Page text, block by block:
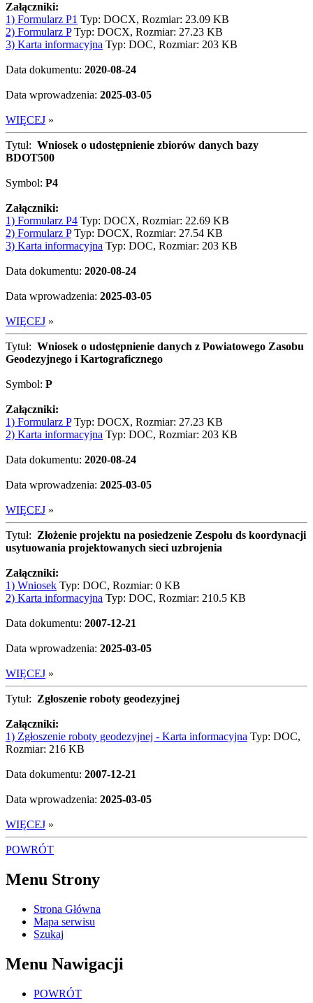
Załączniki:
1) Formularz P1 Typ: DOCX, Rozmiar: 23.09 KB
2) Formularz PTyp: DOCX, Rozmiar: 27.23 KB
3) Karta informacyjna Typ: DOC, Rozmiar: 203 KB
Data dokumentu: 2020-08-24
Data wprowadzenia: 2025-03-05
WIĘCEJ »
Tytuł: Wniosek o udostępnienie zbiorów danych bazy
BDOT500
Symbol: P4
Załączniki:
1) Formularz P4 Typ: DOCX, Rozmiar: 22.69 KB
2) Formularz PTyp: DOCX, Rozmiar: 27.54 KB
3) Karta informacyjna Typ: DOC, Rozmiar: 203 KB
Data dokumentu: 2020-08-24
Data wprowadzenia: 2025-03-05
WIĘCEJ »
Tytuł: Wniosek o udostępnienie danych z Powiatowego Zasobu
Geodezyjnego i Kartograficznego
Symbol: P
Załączniki:
1) Formularz PTyp: DOCX, Rozmiar: 27.23 KB
2) Karta informacyjna Typ: DOC, Rozmiar: 203 KB
Data dokumentu: 2020-08-24
Data wprowadzenia: 2025-03-05
WIĘCEJ »
Tytuł: Złożenie projektu na posiedzenie Zespołu ds koordynacji
usytuowania projektowanych sieci uzbrojenia
Załączniki:
1) Wniosek Typ: DOC, Rozmiar: 0 KB
2) Karta informacyjna Typ: DOC, Rozmiar: 210.5 KB
Data dokumentu: 2007-12-21
Data wprowadzenia: 2025-03-05
WIĘCEJ »
Tytuł: Zgłoszenie roboty geodezyjnej
Załączniki:
1) Zgłoszenie roboty geodezyjnej - Karta informacyjna Typ: DOC,
Rozmiar: 216 KB
Data dokumentu: 2007-12-21
Data wprowadzenia: 2025-03-05
WIĘCEJ »
POWRÓT
Menu Strony
Strona Główna
Mapa serwisu
Szukaj
Menu Nawigacji
POWRÓT